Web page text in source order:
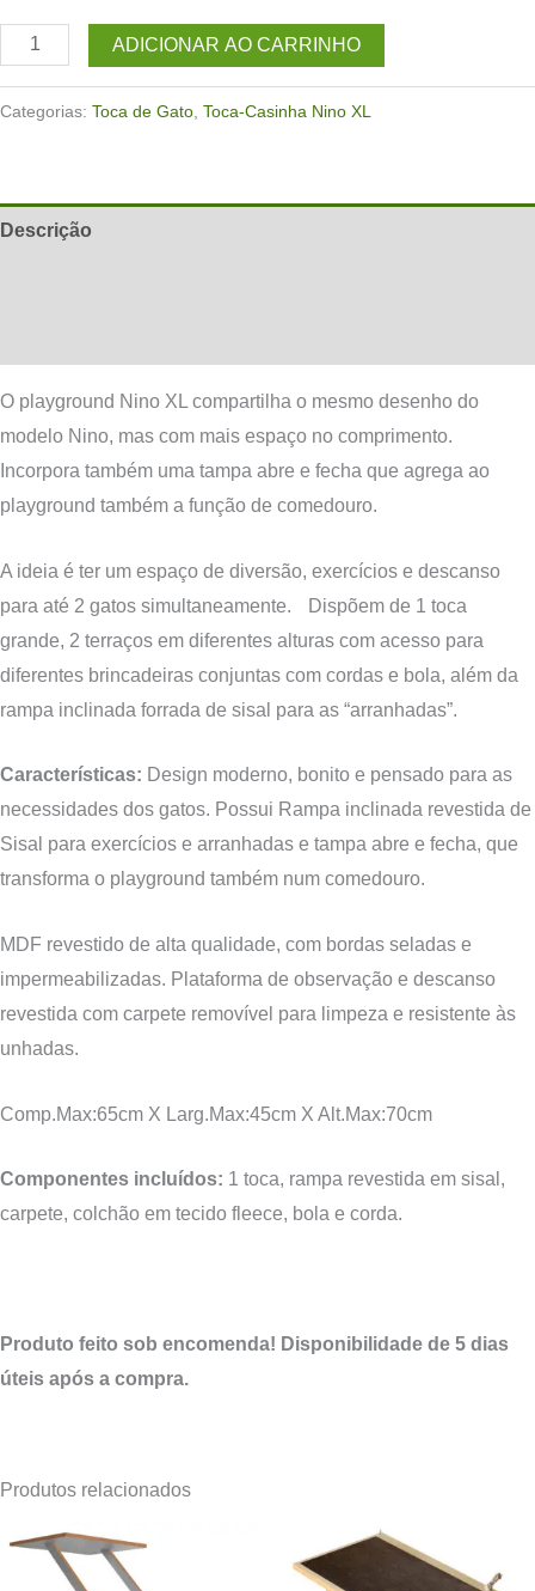
Toca-
de
XL
ADICIONAR AO CARRINHO
Categorias: Toca de Gato Toca-Casinha Nino XL
Descrição
O playground Nino XL compartilha o mesmo desenho do
modelo Nino, mas com mais espaço no comprimento.
Incorpora também uma tampa abre e fecha que agrega ao
playground também a função de comedouro.
A ideia é ter um espaço de diversão, exercícios e descanso
para até 2 gatos simultaneamente. Dispõem de 1 toca
grande, 2 terraços em diferentes alturas com acesso para
diferentes brincadeiras conjuntas com cordas e bola, além da
rampa inclinada forrada de sisal para as “arranhadas”.
Características: Design moderno, bonito e pensado para as
necessidades dos gatos. Possui Rampa inclinada revestida de
Sisal para exercícios e arranhadas e tampa abre e fecha, que
transforma o playground também num comedouro.
MDF revestido de alta qualidade, com bordas seladas e
impermeabilizadas. Plataforma de observação e descanso
revestida com carpete removível para limpeza e resistente às
unhadas.
Comp.Max:65cm X Larg.Max:45cm X Alt.Max:70cm
Componentes incluídos: 1 toca, rampa revestida em sisal,
carpete, colchão em tecido fleece, bola e corda.
Produto feito sob encomenda! Disponibilidade de 5 dias
úteis após a compra.
Produtos relacionados